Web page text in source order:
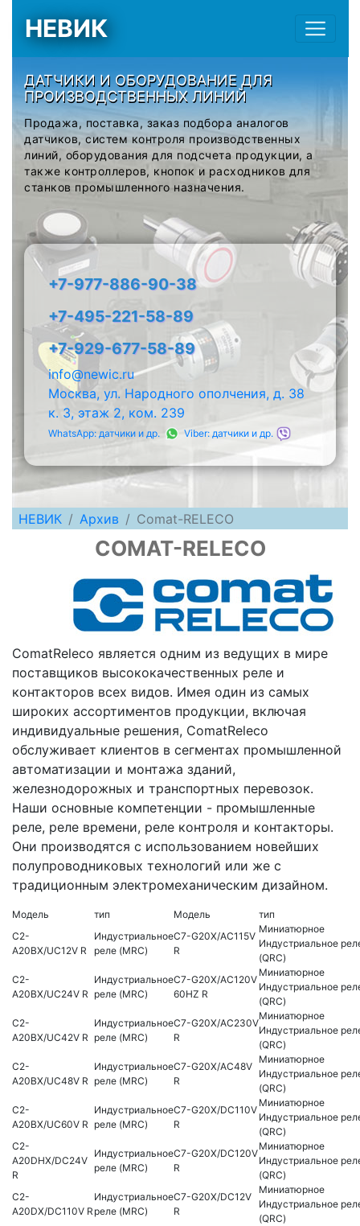
НЕВИК
ДАТЧИКИ И ОБОРУДОВАНИЕ ДЛЯ
ПРОИЗВОДСТВЕННЫХ ЛИНИЙ
Продажа, поставка, заказ подбора аналогов
датчиков, систем контроля производственных
линий, оборудования для подсчета продукции, а
также контроллеров, кнопок и расходников для
станков промышленного назначения.
+7-977-886-90-38
+7-495-221-58-89
+7-929-677-58-89
info@newic.ru
Москва, ул. Народного ополчения, д. 38
к. 3, этаж 2, ком. 239
WhatsApp: датчики и др. Viber: датчики и др.
НЕВИК Архив Comat-RELECO
COMAT-RELECO
ComatReleco является одним из ведущих в мире
поставщиков высококачественных реле и
контакторов всех видов. Имея один из самых
широких ассортиментов продукции, включая
индивидуальные решения, ComatReleco
обслуживает клиентов в сегментах промышленной
автоматизации и монтажа зданий,
железнодорожных и транспортных перевозок.
Наши основные компетенции - промышленные
реле, реле времени, реле контроля и контакторы.
Они производятся с использованием новейших
полупроводниковых технологий или же с
традиционным электромеханическим дизайном.
Модель тип Модель
тип
C2-
A20BX/UC12V R
Индустриальное
реле (MRC)
C7-G20X/AC115V
R
Миниатюрное
Индустриальное
(QRC)
C2-
A20BX/UC24V R
Индустриальное
реле (MRC)
C7-G20X/AC120V
60HZ R
Миниатюрное
Индустриальное
(QRC)
C2-
A20BX/UC42V R
Индустриальное
реле (MRC)
C7-G20X/AC230V
R
Миниатюрное
Индустриальное
(QRC)
C2-
A20BX/UC48V R
Индустриальное
реле (MRC)
C7-G20X/AC48V
R
Миниатюрное
Индустриальное
(QRC)
C2-
A20BX/UC60V R
Индустриальное
реле (MRC)
C7-G20X/DC110V
R
Миниатюрное
Индустриальное
(QRC)
C2-
A20DHX/DC24V
R
Индустриальное
реле (MRC)
C7-G20X/DC120V
R
Миниатюрное
Индустриальное
(QRC)
C2-
A20DX/DC110V R
Индустриальное
реле (MRC)
C7-G20X/DC12V
R
Миниатюрное
Индустриальное
(QRC)